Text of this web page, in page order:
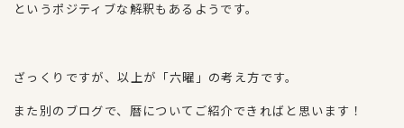
というポジティブな解釈もあるようです。
ざっくりですが、以上が「六曜」の考え方です。
また別のブログで、暦についてご紹介できればと思います！